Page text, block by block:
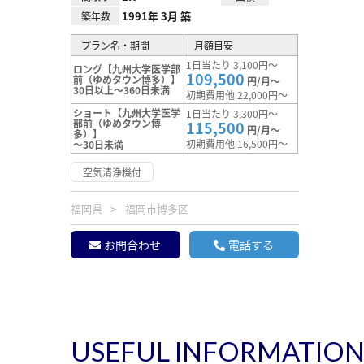
築年数
1991年 3月 築
プラン名・期間
月額目安
ロング【九州大学医学部
前（ゆめタウン博多）】
30日以上～360日未満
1日当たり 3,100円～
109,500 円/月～
初期費用他 22,000円～
ショート【九州大学医学
部前（ゆめタウン博
多）】
～30日未満
1日当たり 3,300円～
115,500 円/月～
初期費用他 16,500円～
空気清浄機付
福岡県 福岡市博多区
お問合わせ 電話する
USEFUL INFORMATION